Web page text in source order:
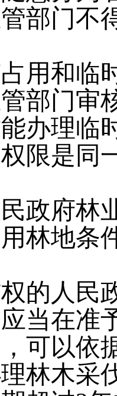
部门不
占用和
部门审
办理临
限是同
民政府
林地条
权的人
当在准
可以依
林木采